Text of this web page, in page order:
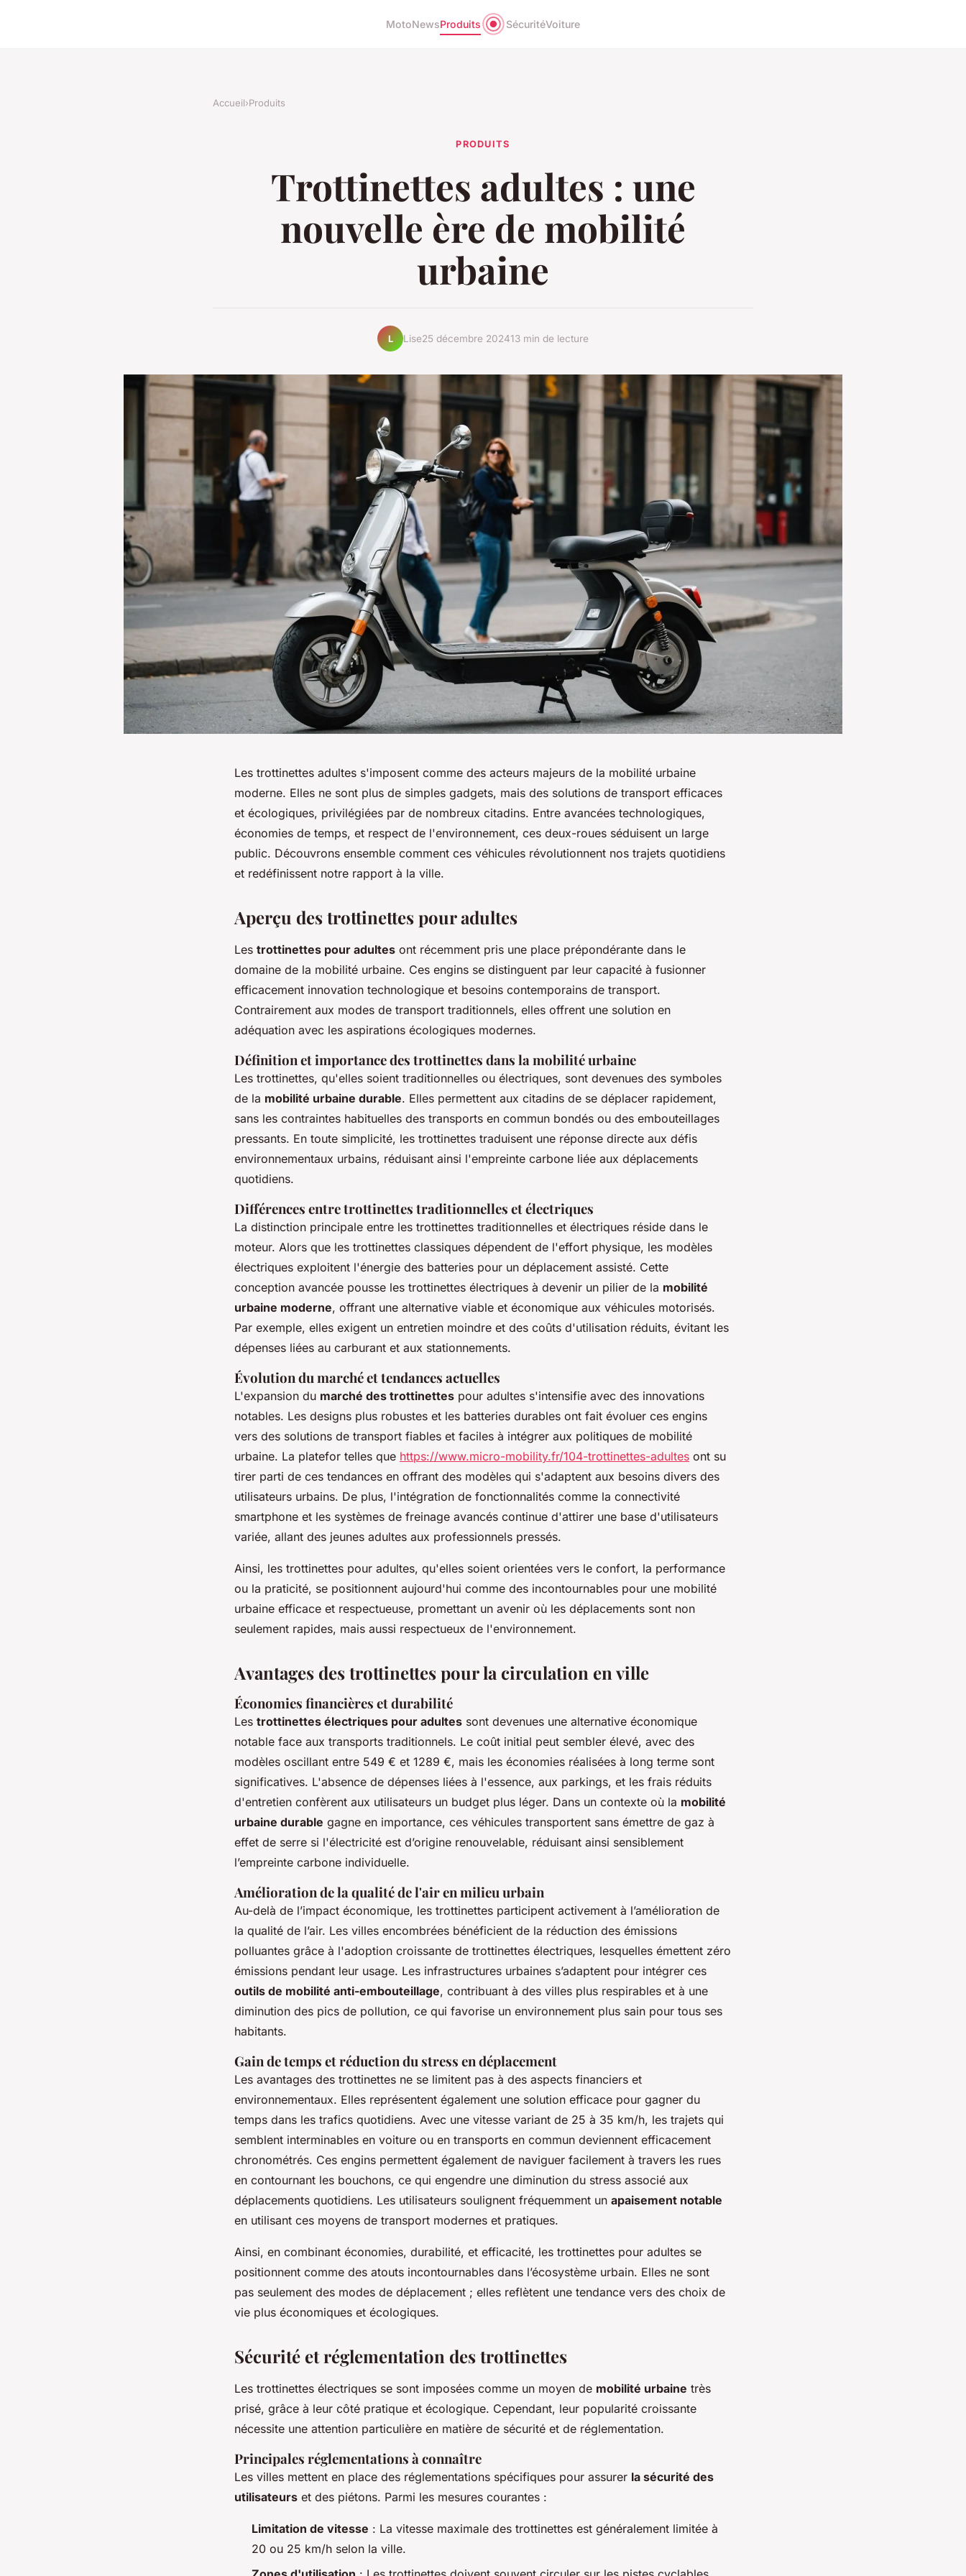
MotoNewsProduits SécuritéVoiture
Accueil›Produits
PRODUITS
Trottinettes adultes : une
nouvelle ère de mobilité
urbaine
L Lise25 décembre 202413 min de lecture
Les trottinettes adultes s'imposent comme des acteurs majeurs de la mobilité urbaine
moderne. Elles ne sont plus de simples gadgets, mais des solutions de transport efficaces
et écologiques, privilégiées par de nombreux citadins. Entre avancées technologiques,
économies de temps, et respect de l'environnement, ces deux-roues séduisent un large
public. Découvrons ensemble comment ces véhicules révolutionnent nos trajets quotidiens
et redéfinissent notre rapport à la ville.
Aperçu des trottinettes pour adultes
Les trottinettes pour adultes ont récemment pris une place prépondérante dans le
domaine de la mobilité urbaine. Ces engins se distinguent par leur capacité à fusionner
efficacement innovation technologique et besoins contemporains de transport.
Contrairement aux modes de transport traditionnels, elles offrent une solution en
adéquation avec les aspirations écologiques modernes.
Définition et importance des trottinettes dans la mobilité urbaine
Les trottinettes, qu'elles soient traditionnelles ou électriques, sont devenues des symboles
de la mobilité urbaine durable. Elles permettent aux citadins de se déplacer rapidement,
sans les contraintes habituelles des transports en commun bondés ou des embouteillages
pressants. En toute simplicité, les trottinettes traduisent une réponse directe aux défis
environnementaux urbains, réduisant ainsi l'empreinte carbone liée aux déplacements
quotidiens.
Différences entre trottinettes traditionnelles et électriques
La distinction principale entre les trottinettes traditionnelles et électriques réside dans le
moteur. Alors que les trottinettes classiques dépendent de l'effort physique, les modèles
électriques exploitent l'énergie des batteries pour un déplacement assisté. Cette
conception avancée pousse les trottinettes électriques à devenir un pilier de la mobilité
urbaine moderne, offrant une alternative viable et économique aux véhicules motorisés.
Par exemple, elles exigent un entretien moindre et des coûts d'utilisation réduits, évitant les
dépenses liées au carburant et aux stationnements.
Évolution du marché et tendances actuelles
L'expansion du marché des trottinettes pour adultes s'intensifie avec des innovations
notables. Les designs plus robustes et les batteries durables ont fait évoluer ces engins
vers des solutions de transport fiables et faciles à intégrer aux politiques de mobilité
urbaine. La platefor telles que https://www.micro-mobility.fr/104-trottinettes-adultes ont su
tirer parti de ces tendances en offrant des modèles qui s'adaptent aux besoins divers des
utilisateurs urbains. De plus, l'intégration de fonctionnalités comme la connectivité
smartphone et les systèmes de freinage avancés continue d'attirer une base d'utilisateurs
variée, allant des jeunes adultes aux professionnels pressés.
Ainsi, les trottinettes pour adultes, qu'elles soient orientées vers le confort, la performance
ou la praticité, se positionnent aujourd'hui comme des incontournables pour une mobilité
urbaine efficace et respectueuse, promettant un avenir où les déplacements sont non
seulement rapides, mais aussi respectueux de l'environnement.
Avantages des trottinettes pour la circulation en ville
Économies financières et durabilité
Les trottinettes électriques pour adultes sont devenues une alternative économique
notable face aux transports traditionnels. Le coût initial peut sembler élevé, avec des
modèles oscillant entre 549 € et 1289 €, mais les économies réalisées à long terme sont
significatives. L'absence de dépenses liées à l'essence, aux parkings, et les frais réduits
d'entretien confèrent aux utilisateurs un budget plus léger. Dans un contexte où la mobilité
urbaine durable gagne en importance, ces véhicules transportent sans émettre de gaz à
effet de serre si l'électricité est d’origine renouvelable, réduisant ainsi sensiblement
l’empreinte carbone individuelle.
Amélioration de la qualité de l'air en milieu urbain
Au-delà de l’impact économique, les trottinettes participent activement à l’amélioration de
la qualité de l’air. Les villes encombrées bénéficient de la réduction des émissions
polluantes grâce à l'adoption croissante de trottinettes électriques, lesquelles émettent zéro
émissions pendant leur usage. Les infrastructures urbaines s’adaptent pour intégrer ces
outils de mobilité anti-embouteillage, contribuant à des villes plus respirables et à une
diminution des pics de pollution, ce qui favorise un environnement plus sain pour tous ses
habitants.
Gain de temps et réduction du stress en déplacement
Les avantages des trottinettes ne se limitent pas à des aspects financiers et
environnementaux. Elles représentent également une solution efficace pour gagner du
temps dans les trafics quotidiens. Avec une vitesse variant de 25 à 35 km/h, les trajets qui
semblent interminables en voiture ou en transports en commun deviennent efficacement
chronométrés. Ces engins permettent également de naviguer facilement à travers les rues
en contournant les bouchons, ce qui engendre une diminution du stress associé aux
déplacements quotidiens. Les utilisateurs soulignent fréquemment un apaisement notable
en utilisant ces moyens de transport modernes et pratiques.
Ainsi, en combinant économies, durabilité, et efficacité, les trottinettes pour adultes se
positionnent comme des atouts incontournables dans l’écosystème urbain. Elles ne sont
pas seulement des modes de déplacement ; elles reflètent une tendance vers des choix de
vie plus économiques et écologiques.
Sécurité et réglementation des trottinettes
Les trottinettes électriques se sont imposées comme un moyen de mobilité urbaine très
prisé, grâce à leur côté pratique et écologique. Cependant, leur popularité croissante
nécessite une attention particulière en matière de sécurité et de réglementation.
Principales réglementations à connaître
Les villes mettent en place des réglementations spécifiques pour assurer la sécurité des
utilisateurs et des piétons. Parmi les mesures courantes :
Limitation de vitesse : La vitesse maximale des trottinettes est généralement limitée à
20 ou 25 km/h selon la ville.